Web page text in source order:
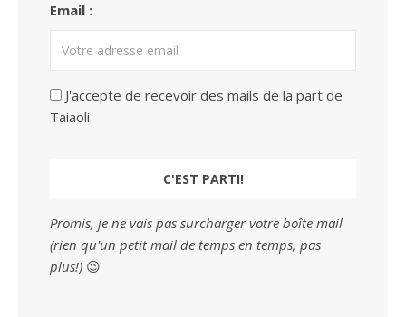
Email :
J'accepte de recevoir des mails de la part de
Taiaoli
Promis, je ne vais pas surcharger votre boîte mail
(rien qu'un petit mail de temps en temps, pas
plus!) 😉